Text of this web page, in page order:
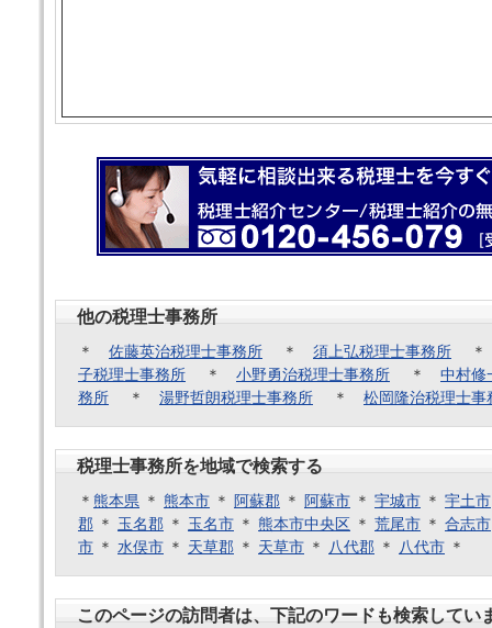
他の税理士事務所
＊ 佐藤英治税理士事務所 ＊ 須上弘税理士事務所
子税理士事務所 ＊ 小野勇治税理士事務所 ＊ 中村修
務所 ＊ 湯野哲朗税理士事務所 ＊ 松岡隆治税理士事
税理士事務所を地域で検索する
＊ 熊本県 ＊ 熊本市 ＊ 阿蘇郡 ＊ 阿蘇市 ＊ 宇城市 ＊ 宇土市
郡 ＊ 玉名郡 ＊ 玉名市 ＊ 熊本市中央区 ＊ 荒尾市 ＊ 合志市
市 ＊ 水俣市 ＊ 天草郡 ＊ 天草市 ＊ 八代郡 ＊ 八代市 ＊
このページの訪問者は、下記のワードも検索してい